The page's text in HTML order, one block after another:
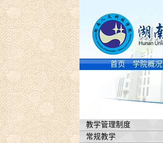
首页 学院概况
教学管理制度
常规教学